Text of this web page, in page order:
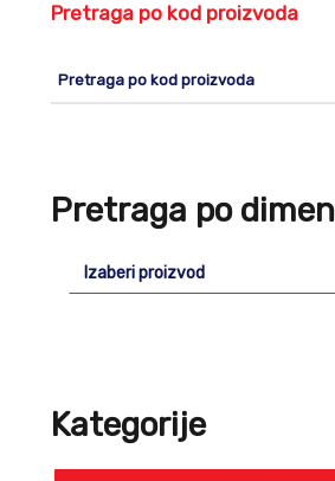
Pretraga po kod proizvoda
Pretraga po
Izaberi proizvod
Kategorije